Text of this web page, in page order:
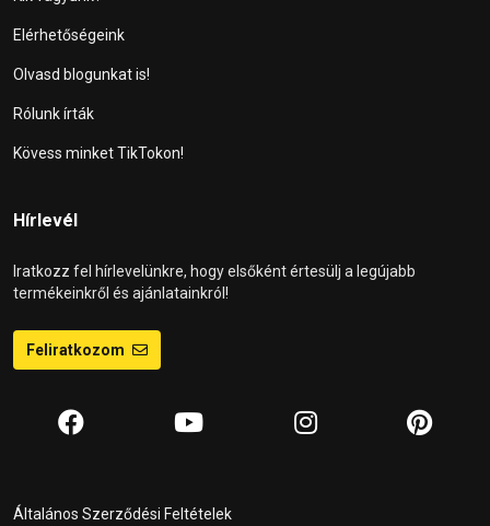
Elérhetőségeink
Olvasd blogunkat is!
Rólunk írták
Kövess minket TikTokon!
Hírlevél
Iratkozz fel hírlevelünkre, hogy elsőként értesülj a legújabb
termékeinkről és ajánlatainkról!
Feliratkozom
Általános Szerződési Feltételek